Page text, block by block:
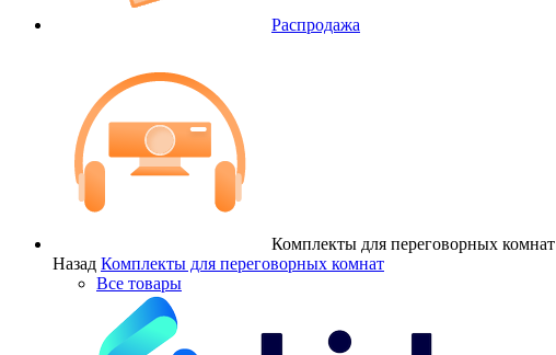
Распродажа
Комплекты для переговорных комнат
Назад Комплекты для переговорных комнат
Все товары